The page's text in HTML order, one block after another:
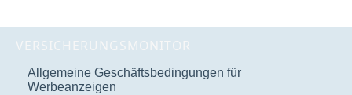
VERSICHERUNGSMONITOR
Allgemeine Geschäftsbedingungen für
Werbeanzeigen